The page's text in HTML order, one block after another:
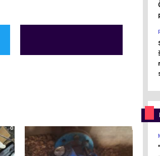
0 1